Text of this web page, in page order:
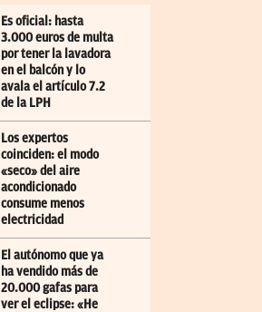
Es oficial: hasta
3.000 euros de multa
por tener la lavadora
en el balcón y lo
avala el artículo 7.2
de la LPH
Los expertos
coinciden: el modo
«seco» del aire
acondicionado
consume menos
electricidad
El autónomo que ya
ha vendido más de
20.000 gafas para
ver el eclipse: «He